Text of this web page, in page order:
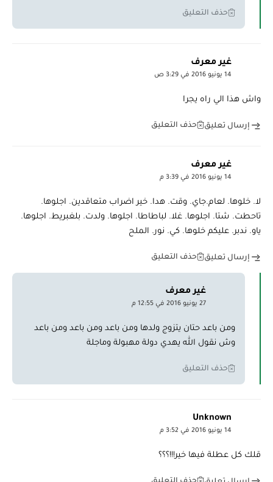
حذف التعليق
غير معرف
14 يونيو 2016 في 3:29 ص
واش هذا الي راه يجرا
إرسال تعليق حذف التعليق
غير معرف
14 يونيو 2016 في 3:39 م
لا. خلوها. لعام.جاي. وقت. هدا. خير اضراب متعاقدين. اجلوها.
تاحطت. شتا. اجلوها. غلا. لباطاطا. اجلوها. ولدت. بلغبريط. اجلوها.
ياو. ندبر. عليكم خلوها. كي. نور. الملح
إرسال تعليق حذف التعليق
غير معرف
27 يونيو 2016 في 12:55 م
ومن باعد حتان يتزوج ولدها ومن باعد ومن باعد ومن باعد
وش نقول الله يهدي دولة مهبولة وماجلة
حذف التعليق
Unknown
14 يونيو 2016 في 3:52 م
قلك كل عطلة فيها خير!!!؟؟؟
حذف التعليق